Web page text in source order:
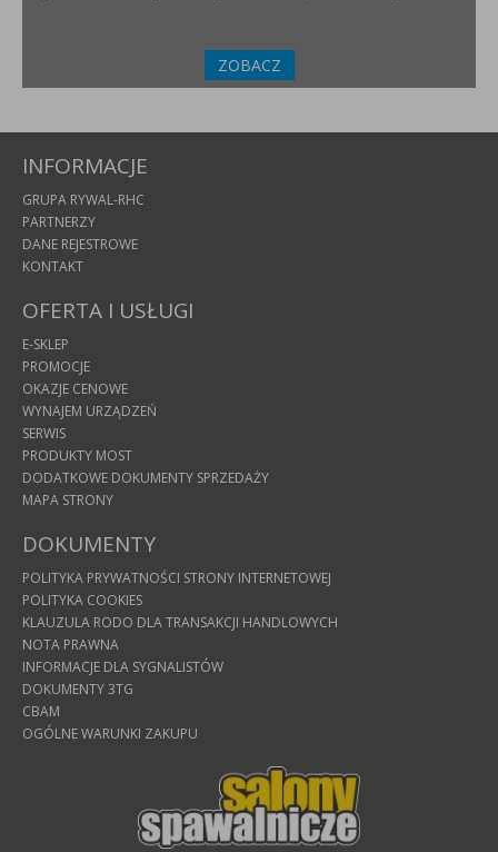
ZOBACZ
INFORMACJE
GRUPA RYWAL-RHC
PARTNERZY
DANE REJESTROWE
KONTAKT
OFERTA I USŁUGI
E-SKLEP
PROMOCJE
OKAZJE CENOWE
WYNAJEM URZĄDZEŃ
SERWIS
PRODUKTY MOST
DODATKOWE DOKUMENTY SPRZEDAŻY
MAPA STRONY
DOKUMENTY
POLITYKA PRYWATNOŚCI STRONY INTERNETOWEJ
POLITYKA COOKIES
KLAUZULA RODO DLA TRANSAKCJI HANDLOWYCH
NOTA PRAWNA
INFORMACJE DLA SYGNALISTÓW
DOKUMENTY 3TG
CBAM
OGÓLNE WARUNKI ZAKUPU